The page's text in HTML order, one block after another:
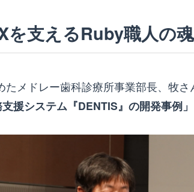
を支えるRuby職人の魂
たメドレー歯科診療所事業部長、牧さ
援システム『DENTIS』の開発事例」